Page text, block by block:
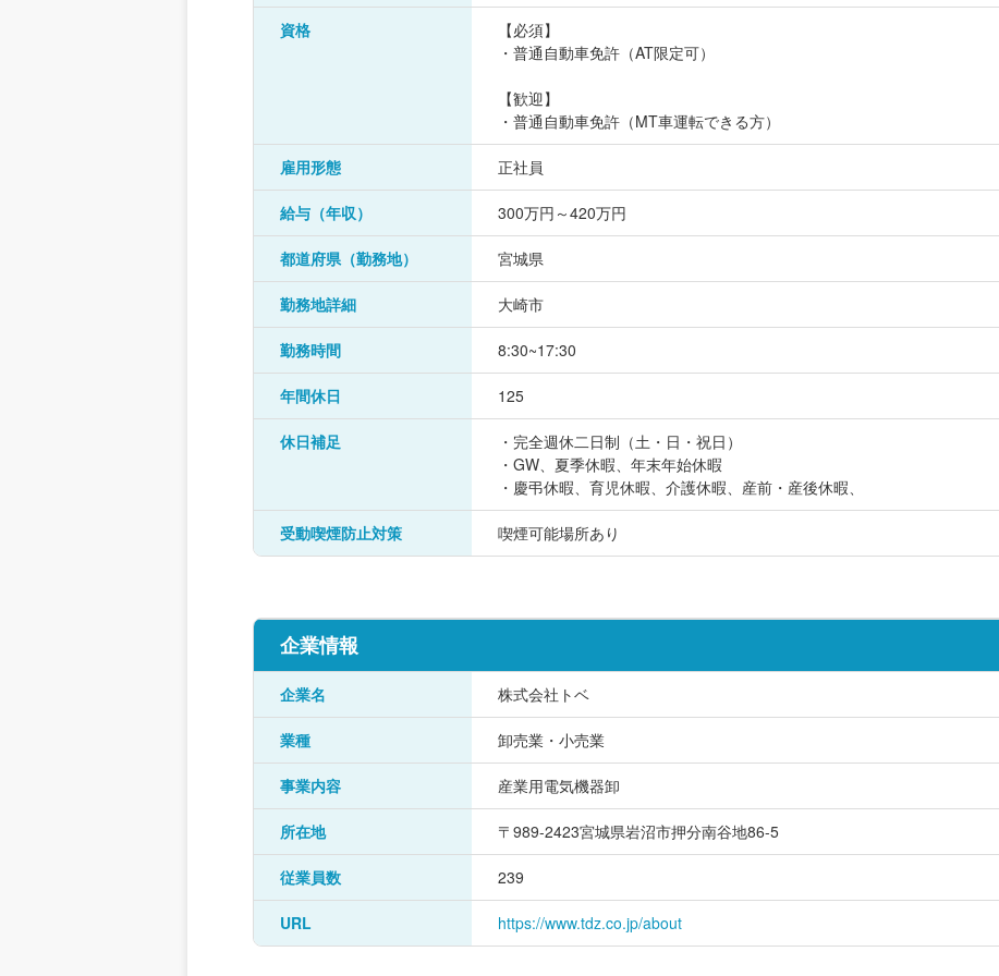
資格
【必須】
・普通自動車免許（AT限定可）
【歓迎】
・普通自動車免許（MT車運転できる方）
雇用形態 正社員
給与（年収） 300万円～420万円
都道府県（勤務地） 宮城県
勤務地詳細 大崎市
勤務時間 8:30~17:30
年間休日 125
休日補足
・完全週休二日制（土・日・祝日）
・GW、夏季休暇、年末年始休暇
・慶弔休暇、育児休暇、介護休暇、産前・産後休暇、
受動喫煙防止対策 喫煙可能場所あり
企業情報
企業名 株式会社トベ
業種 卸売業・小売業
事業内容 産業用電気機器卸
所在地 〒989-2423宮城県岩沼市押分南谷地86-5
従業員数 239
URL https://www.tdz.co.jp/about